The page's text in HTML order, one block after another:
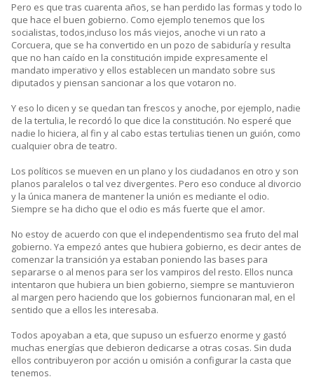
Pero es que tras cuarenta años, se han perdido las formas y todo lo
que hace el buen gobierno. Como ejemplo tenemos que los
socialistas, todos,incluso los más viejos, anoche vi un rato a
Corcuera, que se ha convertido en un pozo de sabiduría y resulta
que no han caído en la constitución impide expresamente el
mandato imperativo y ellos establecen un mandato sobre sus
diputados y piensan sancionar a los que votaron no.
Y eso lo dicen y se quedan tan frescos y anoche, por ejemplo, nadie
de la tertulia, le recordó lo que dice la constitución. No esperé que
nadie lo hiciera, al fin y al cabo estas tertulias tienen un guión, como
cualquier obra de teatro.
Los políticos se mueven en un plano y los ciudadanos en otro y son
planos paralelos o tal vez divergentes. Pero eso conduce al divorcio
y la única manera de mantener la unión es mediante el odio.
Siempre se ha dicho que el odio es más fuerte que el amor.
No estoy de acuerdo con que el independentismo sea fruto del mal
gobierno. Ya empezó antes que hubiera gobierno, es decir antes de
comenzar la transición ya estaban poniendo las bases para
separarse o al menos para ser los vampiros del resto. Ellos nunca
intentaron que hubiera un bien gobierno, siempre se mantuvieron
al margen pero haciendo que los gobiernos funcionaran mal, en el
sentido que a ellos les interesaba.
Todos apoyaban a eta, que supuso un esfuerzo enorme y gastó
muchas energías que debieron dedicarse a otras cosas. Sin duda
ellos contribuyeron por acción u omisión a configurar la casta que
tenemos.